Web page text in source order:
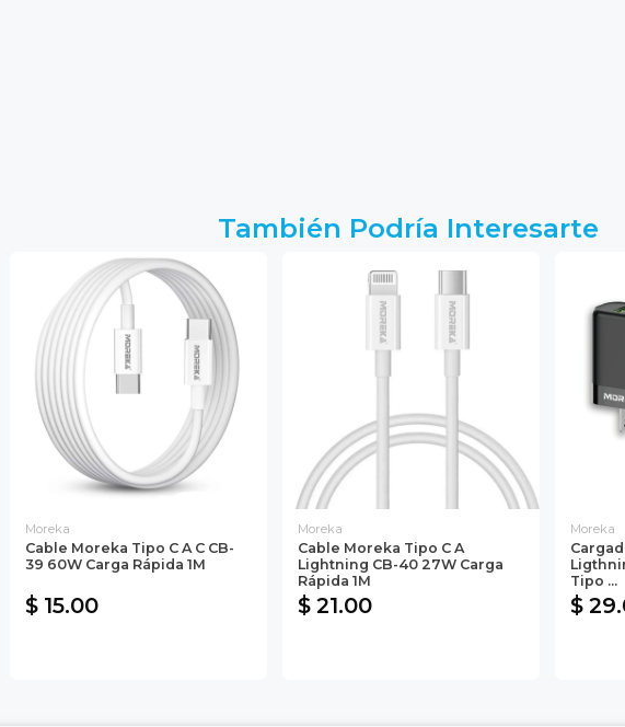
También Podría Interesarte
Moreka
Cable Moreka Tipo C A C CB-
39 60W Carga Rápida 1M
$ 15.00
Moreka
Cable Moreka Tipo C A
Lightning CB-40 27W Carga
Rápida 1M
$ 21.00
Moreka
Tipo ...
$